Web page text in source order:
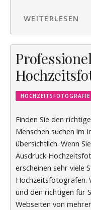
WEITERLESEN
HOCHZEITSFOTOGRAFIE
Finden Sie den
Menschen suchen im
übersichtlich. Wenn
Ausdruck
erscheinen sehr viele
Hochzeitsfotografen.
und den richtigen für
Webseiten von